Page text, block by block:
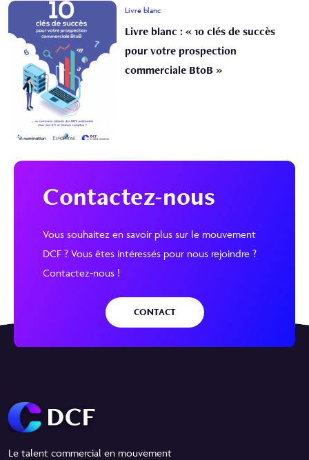
Livre blanc
Livre blanc : « 10 clés de succès
pour votre prospection
commerciale BtoB »
Contactez-nous
Vous souhaitez en savoir plus sur le mouvement
DCF ? Vous êtes intéressés pour nous rejoindre ?
Contactez-nous !
CONTACT
Le talent commercial en mouvement